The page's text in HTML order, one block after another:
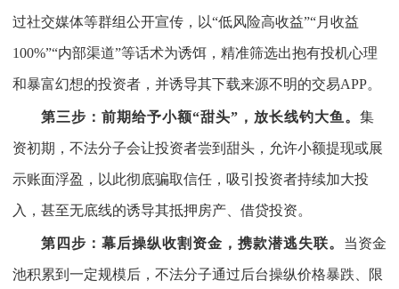
过社交媒体等群组公开宣传，以“低风险高收益”“月收益
100%”“内部渠道”等话术为诱饵，精准筛选出抱有投机心理
和暴富幻想的投资者，并诱导其下载来源不明的交易APP。
第三步：前期给予小额“甜头”，放长线钓大鱼。 集
资初期，不法分子会让投资者尝到甜头，允许小额提现或展
示账面浮盈，以此彻底骗取信任，吸引投资者持续加大投
入，甚至无底线的诱导其抵押房产、借贷投资。
第四步：幕后操纵收割资金，携款潜逃失联。 当资金
池积累到一定规模后，不法分子通过后台操纵价格暴跌、限